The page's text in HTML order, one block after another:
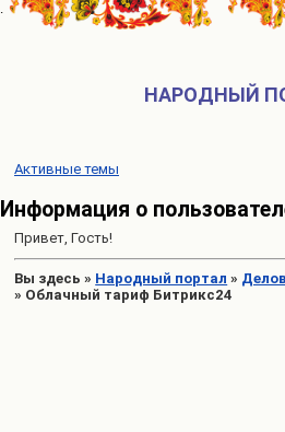
НАРОДНЫЙ
Активные темы
Информация о
Привет, Гость!
Вы здесь » Народный портал »
» Облачный тариф Битрикс24